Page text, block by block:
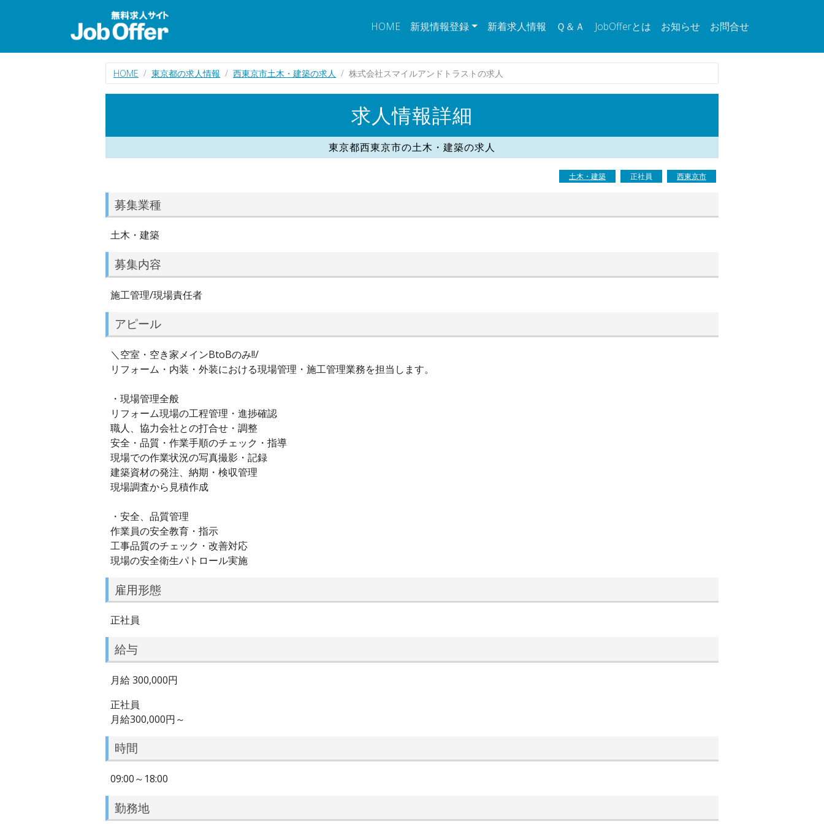
HOME 新規情報登録 新着求人情報 Ｑ＆Ａ JobOfferとは お知らせ お問合せ
HOME 東京都の求人情報 西東京市土木・建築の求人 株式会社スマイルアンドトラストの求人
求人情報詳細
東京都西東京市の土木・建築の求人
土木・建築 正社員 西東京市
募集業種
土木・建築
募集内容
施工管理/現場責任者
アピール
＼空室・空き家メインBtoBのみ!!/
リフォーム・内装・外装における現場管理・施工管理業務を担当します。
・現場管理全般
リフォーム現場の工程管理・進捗確認
職人、協力会社との打合せ・調整
安全・品質・作業手順のチェック・指導
現場での作業状況の写真撮影・記録
建築資材の発注、納期・検収管理
現場調査から見積作成
・安全、品質管理
作業員の安全教育・指示
工事品質のチェック・改善対応
現場の安全衛生パトロール実施
雇用形態
正社員
給与
月給 300,000円
正社員
月給300,000円～
時間
09:00～18:00
勤務地